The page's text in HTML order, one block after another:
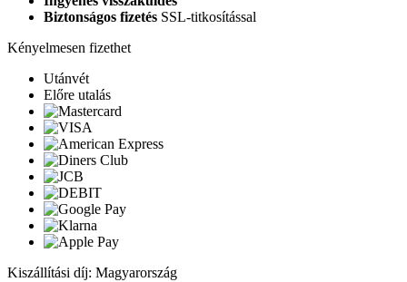
Biztonságos fizetés SSL-titkosítással
Kényelmesen fizethet
Utánvét
Előre utalás
Kiszállítási díj: Magyarország